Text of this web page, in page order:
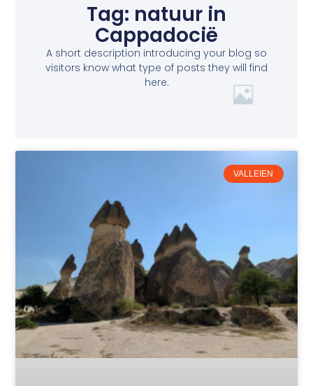
Tag: natuur in
Cappadocië
A short description introducing your blog so
visitors know what type of posts they will find
here.
VALLEIEN